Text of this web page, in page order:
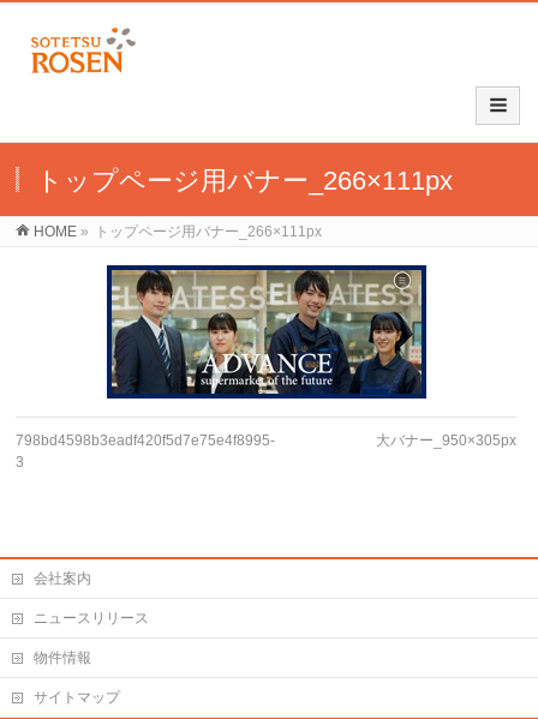
トップページ用バナー_266×111px
HOME » トップページ用バナー_266×111px
798bd4598b3eadf420f5d7e75e4f8995-
3
大バナー_950×305px
会社案内
ニュースリリース
物件情報
サイトマップ